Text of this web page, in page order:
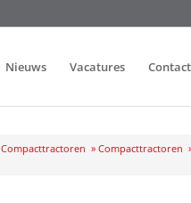
Nieuws Vacatures Contact
Compacttractoren » Compacttractoren